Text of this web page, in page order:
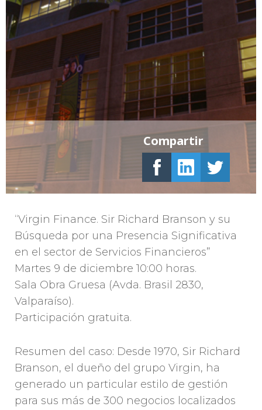
“Virgin Finance. Sir Richard Branson y su
Búsqueda por una Presencia Significativa
en el sector de Servicios Financieros”
Martes 9 de diciembre 10:00 horas.
Sala Obra Gruesa (Avda. Brasil 2830,
Valparaíso).
Participación gratuita.
Resumen del caso: Desde 1970, Sir Richard
Branson, el dueño del grupo Virgin, ha
generado un particular estilo de gestión
para sus más de 300 negocios localizados
Compartir